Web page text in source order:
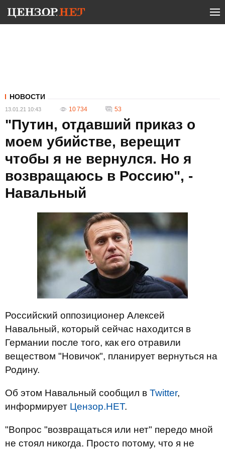
НОВОСТИ
13.01.21 10:43 10 734 53
"Путин, отдавший приказ о
моем убийстве, верещит
чтобы я не вернулся. Но я
возвращаюсь в Россию", -
Навальный
Российский оппозиционер Алексей
Навальный, который сейчас находится в
Германии после того, как его отравили
веществом "Новичок", планирует вернуться на
Родину.
Об этом Навальный сообщил в Twitter,
информирует Цензор.НЕТ.
"Вопрос "возвращаться или нет" передо мной
не стоял никогда. Просто потому, что я не